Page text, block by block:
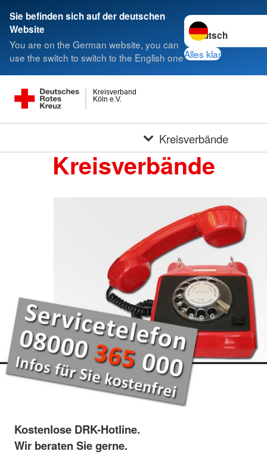
Sie befinden sich auf der deutschen
Website
You are on the German website, you can
use the switch to switch to the English one
Sprache wechseln
Alles klar
Köln e.V.
Kreisverband
Kreisverbände
Kreisverbände
Kostenlose DRK-Hotline.
Wir beraten Sie gerne.